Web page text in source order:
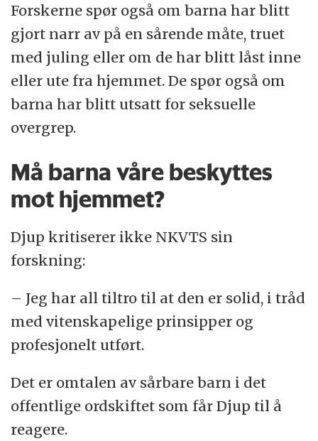
Forskerne spør også om barna har blitt
gjort narr av på en sårende måte, truet
med juling eller om de har blitt låst inne
eller ute fra hjemmet. De spør også om
barna har blitt utsatt for seksuelle
overgrep.
Må barna våre beskyttes
mot hjemmet?
Djup kritiserer ikke NKVTS sin
forskning:
– Jeg har all tiltro til at den er solid, i tråd
med vitenskapelige prinsipper og
profesjonelt utført.
Det er omtalen av sårbare barn i det
offentlige ordskiftet som får Djup til å
reagere.